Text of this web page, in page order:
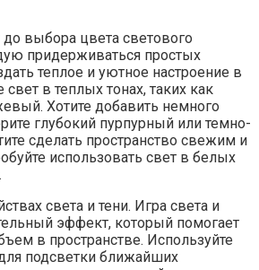
выбора цвета светового
придерживаться простых
теплое и уютное настроение в
в теплых тонах, таких как
Хотите добавить немного
глубокий пурпурный или темно-
сделать пространство свежим и
использовать свет в белых
света и тени. Игра света и
эффект, который помогает
в пространстве. Используйте
подсветки ближайших